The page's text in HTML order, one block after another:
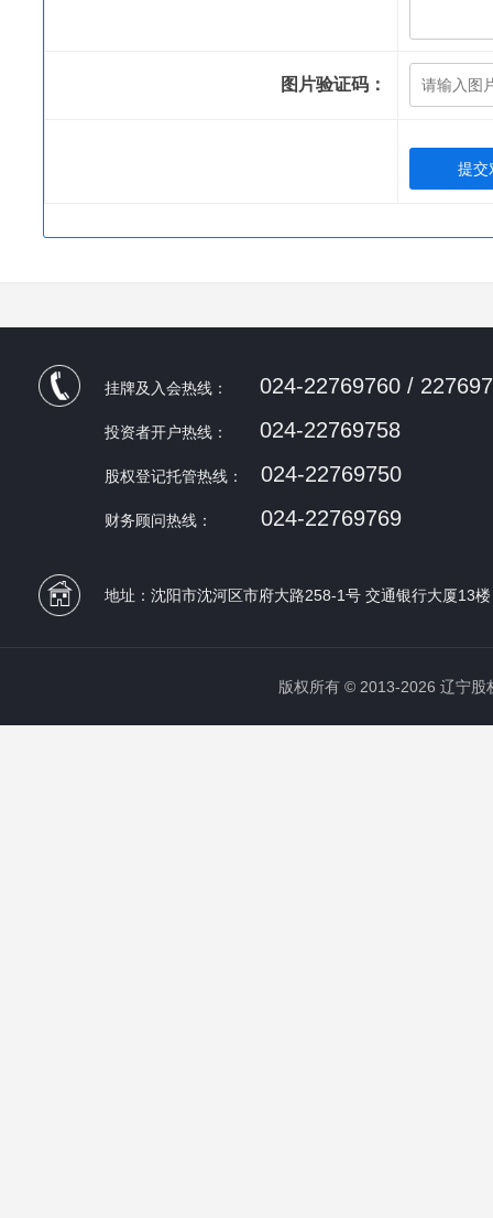
图片验证码：
挂牌及入会热线： 024-22769760 /
投资者开户热线： 024-22769758
股权登记托管热线： 024-22769750
财务顾问热线： 024-22769769
地址：沈阳市沈河区市府大路258-1号 交通银行大厦13楼
版权所有 © 2013-2026 辽宁